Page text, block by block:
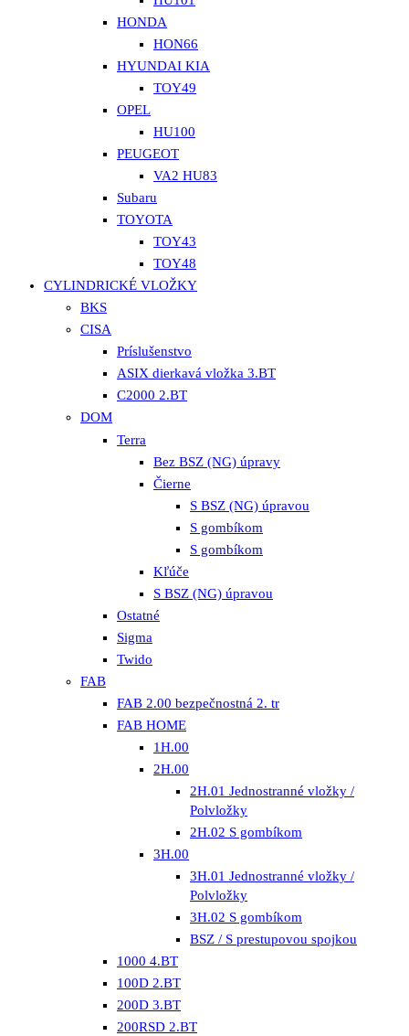
HONDA
HON66
HYUNDAI KIA
TOY49
OPEL
HU100
PEUGEOT
VA2 HU83
Subaru
TOYOTA
TOY43
TOY48
CYLINDRICKÉ VLOŽKY
BKS
CISA
Príslušenstvo
ASIX dierkavá vložka 3.BT
C2000 2.BT
DOM
Terra
Bez BSZ (NG) úpravy
Čierne
S BSZ (NG) úpravou
S gombíkom
S gombíkom
Kľúče
S BSZ (NG) úpravou
Ostatné
Sigma
Twido
FAB
FAB 2.00 bezpečnostná 2. tr
FAB HOME
1H.00
2H.00
2H.01 Jednostranné vložky /
Polvložky
2H.02 S gombíkom
3H.00
3H.01 Jednostranné vložky /
Polvložky
3H.02 S gombíkom
BSZ / S prestupovou spojkou
1000 4.BT
100D 2.BT
200D 3.BT
200RSD 2.BT